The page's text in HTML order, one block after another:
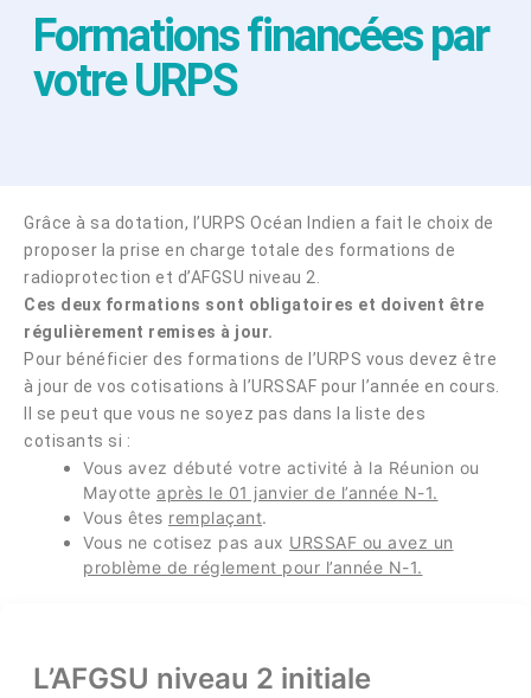
Formations financées par
votre URPS
Grâce à sa dotation, l’URPS Océan Indien a fait le choix de
proposer la prise en charge totale des formations de
radioprotection et d’AFGSU niveau 2.
Ces deux formations sont obligatoires et doivent être
régulièrement remises à jour.
Pour bénéficier des formations de l’URPS vous devez être
à jour de vos cotisations à l’URSSAF pour l’année en cours.
Il se peut que vous ne soyez pas dans la liste des
cotisants si :
Vous avez débuté votre activité à la Réunion ou
Mayotte après le 01 janvier de l’année N-1.
Vous êtes remplaçant.
Vous ne cotisez pas aux URSSAF ou avez un
problème de réglement pour l’année N-1.
L’AFGSU niveau 2 initiale